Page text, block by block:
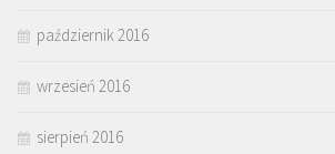
październik 2016
wrzesień 2016
sierpień 2016